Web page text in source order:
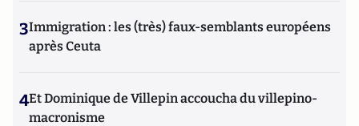
3Immigration : les (très) faux-semblants européens
après Ceuta
4Et Dominique de Villepin accoucha du villepino-
macronisme